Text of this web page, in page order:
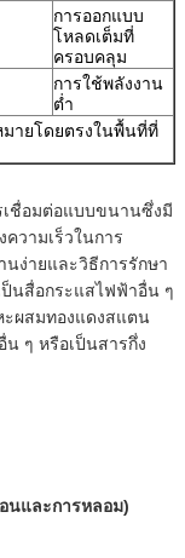
การออกแบบ
โหลดเต็มที่
ครอบคลุม
การใช้พลังงาน
ต่ำ
มายโดยตรงในพื้นที่ที่
เชื่อมต่อแบบขนานซึ่งมี
วามเร็วในการ
ง่ายและวิธีการรักษา
นสื่อกระแสไฟฟ้าอื่น ๆ
ะผสมทองแดงสแตน
น ๆ หรือเป็นสารกึ่ง
นและการหลอม)